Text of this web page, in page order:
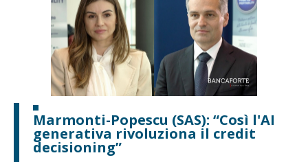
Marmonti-Popescu (SAS): “Così l'AI
generativa rivoluziona il credit
decisioning”